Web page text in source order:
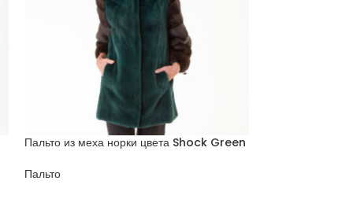
Пальто из меха норки цвета Shock Green
Пальто